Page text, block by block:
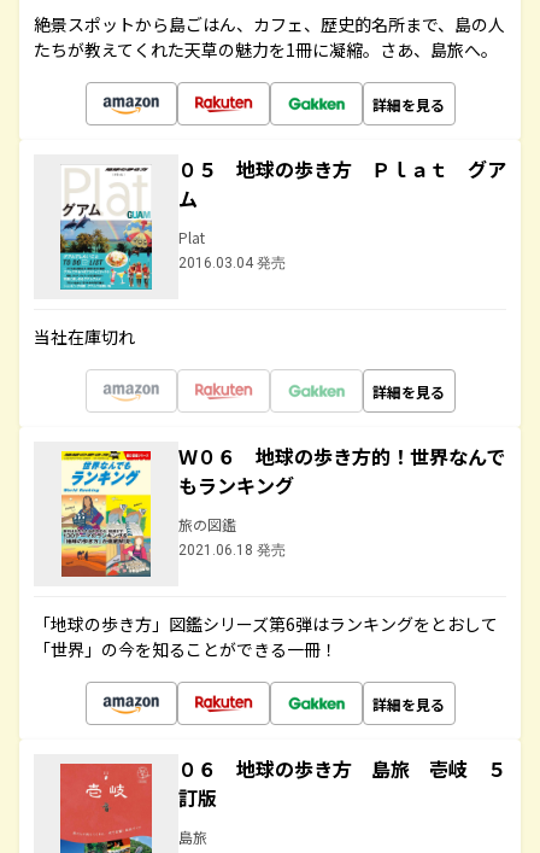
絶景スポットから島ごはん、カフェ、歴史的名所まで、島の人
たちが教えてくれた天草の魅力を1冊に凝縮。さあ、島旅へ。
詳細を見る
０５ 地球の歩き方 Ｐｌａｔ グア
ム
Plat
2016.03.04 発売
当社在庫切れ
詳細を見る
Ｗ０６ 地球の歩き方的！世界なんで
もランキング
旅の図鑑
2021.06.18 発売
「地球の歩き方」図鑑シリーズ第6弾はランキングをとおして
「世界」の今を知ることができる一冊！
詳細を見る
０６ 地球の歩き方 島旅 壱岐 ５
訂版
島旅